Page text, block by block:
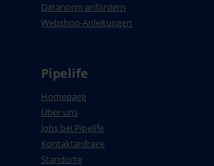
Datanorm anfordern
Webshop-Anleitungen
Pipelife
Homepage
Über uns
Jobs bei Pipelife
Kontaktanfrage
Standorte